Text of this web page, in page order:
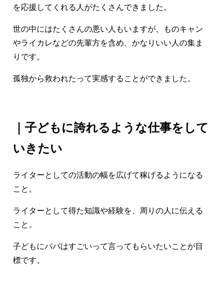
を応援してくれる人がたくさんできました。
世の中にはたくさんの悪い人もいますが、ものキャン
やライカレなどの先輩方を含め、かなりいい人の集ま
りです。
孤独から救われたって実感することができました。
｜子どもに誇れるような仕事をして
いきたい
ライターとしての活動の幅を広げて稼げるようになる
こと。
ライターとして得た知識や経験を、周りの人に伝える
こと。
子どもにパパはすごいって言ってもらいたいことが目
標です。